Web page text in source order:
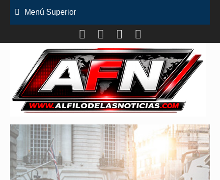
Menú Superior